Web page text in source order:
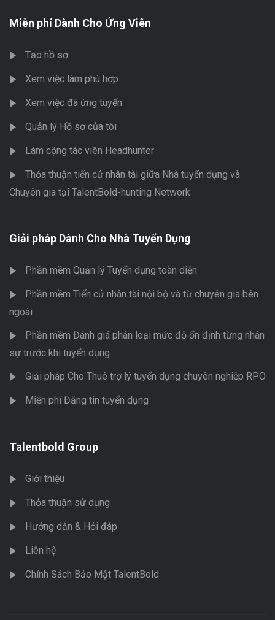
Miễn phí Dành Cho Ứng Viên
Tạo hồ sơ
Xem việc làm phù hợp
Xem việc đã ứng tuyển
Quản lý Hồ sơ của tôi
Làm cộng tác viên Headhunter
Thỏa thuận tiến cử nhân tài giữa Nhà tuyển dụng và
Chuyên gia tại TalentBold-hunting Network
Giải pháp Dành Cho Nhà Tuyển Dụng
Phần mềm Quản lý Tuyển dụng toàn diện
Phần mềm Tiến cử nhân tài nội bộ và từ chuyên gia bên
ngoài
Phần mềm Đánh giá phân loại mức độ ổn định từng nhân
sự trước khi tuyển dụng
Giải pháp Cho Thuê trợ lý tuyển dụng chuyên nghiệp RPO
Miễn phí Đăng tin tuyển dụng
Talentbold Group
Giới thiệu
Thỏa thuận sử dụng
Hướng dẫn & Hỏi đáp
Liên hệ
Chính Sách Bảo Mật TalentBold